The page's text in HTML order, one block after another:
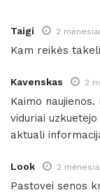
Taigi 2
Kam reikės
Kavenskas 2
Kaimo
viduriai
aktuali
Look 2
Pastovei senos